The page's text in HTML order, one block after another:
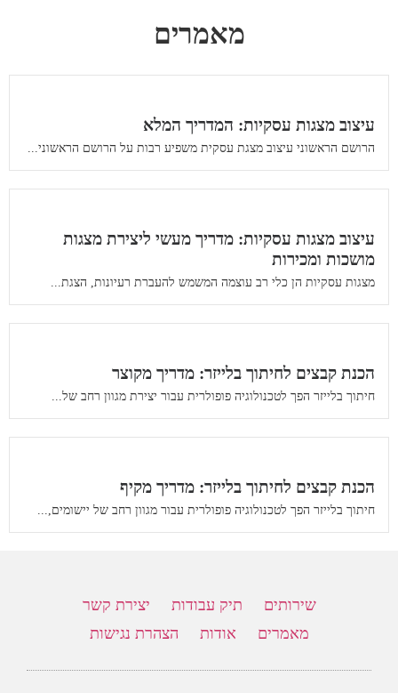
מאמרים
עיצוב מצגות עסקיות: המדריך המלא
הרושם הראשוני עיצוב מצגת עסקית משפיע רבות על הרושם הראשוני...
עיצוב מצגות עסקיות: מדריך מעשי ליצירת מצגות
מושכות ומכירות
מצגות עסקיות הן כלי רב עוצמה המשמש להעברת רעיונות, הצגת...
הכנת קבצים לחיתוך בלייזר: מדריך מקוצר
חיתוך בלייזר הפך לטכנולוגיה פופולרית עבור יצירת מגוון רחב של...
הכנת קבצים לחיתוך בלייזר: מדריך מקיף
חיתוך בלייזר הפך לטכנולוגיה פופולרית עבור מגוון רחב של יישומים,...
שירותים תיק עבודות
יצירת קשר
מאמרים
אודות הצהרת נגישות